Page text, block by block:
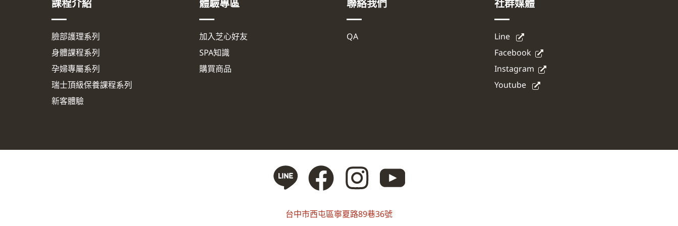
課程介紹
臉部護理系列
身體課程系列
孕婦專屬系列
瑞士頂級保養課程系列
新客體驗
體驗專區
加入芝心好友
SPA知識
購買商品
聯絡我們
QA
社群媒體
Line
Facebook
Instagram
Youtube
台中市西屯區寧夏路89巷36號